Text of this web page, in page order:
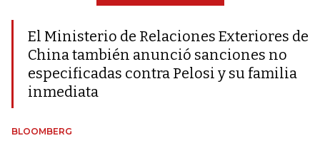
El Ministerio de Relaciones Exteriores de
China también anunció sanciones no
especificadas contra Pelosi y su familia
inmediata
BLOOMBERG